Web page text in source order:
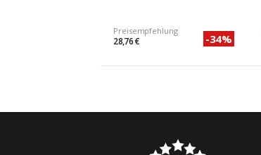
Preisempfehlung
28,76 € -34%